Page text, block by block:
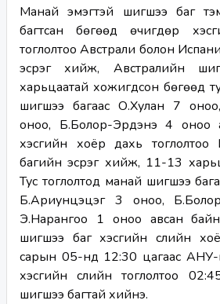
Манай эмэгтэй шигшээ баг
багтсан бөгөөд өчигдөр
тоглолтоо Австрали болон
эсрэг хийж, Австралийн
харьцаатай хожигдсон бөгөөд
шигшээ багаас О.Хулан 7
оноо, Б.Болор-Эрдэнэ 4 оноо
хэсгийн хоёр дахь
багийн эсрэг хийж, 11-13
Тус тоглолтод манай шигшээ
Б.Ариунцэцэг 3 оноо,
Э.Нарангоо 1 оноо авсан
шигшээ баг хэсгийн сүүлийн
сарын 05-нд 12:30 цагаас АНУ-
хэсгийн сүүлийн тоглолтоо
шигшээ багтай хийнэ.